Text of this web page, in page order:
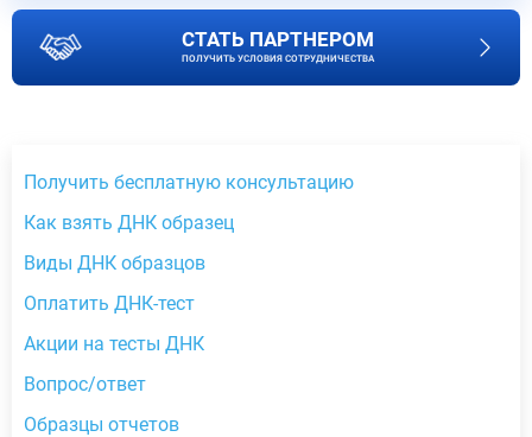
СТАТЬ ПАРТНЕРОМ
ПОЛУЧИТЬ УСЛОВИЯ СОТРУДНИЧЕСТВА
Получить бесплатную консультацию
Как взять ДНК образец
Виды ДНК образцов
Оплатить ДНК-тест
Акции на тесты ДНК
Вопрос/ответ
Образцы отчетов